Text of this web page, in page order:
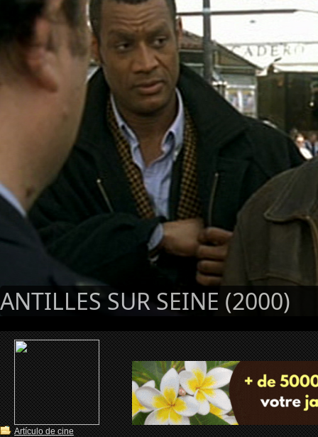
ANTILLES SUR SEINE (2000)
Artículo de cine